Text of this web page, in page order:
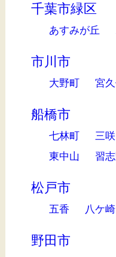
千葉市緑区
あすみが丘
市川市
大野町 宮
船橋市
七林町 三咲
東中山
習
松戸市
五香 八ケ崎
野田市